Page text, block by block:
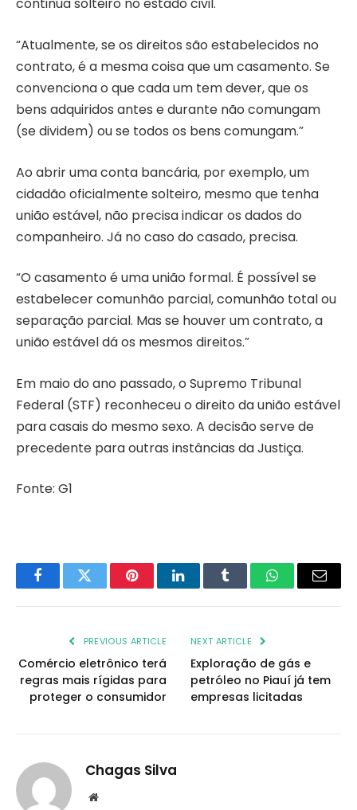
continua solteiro no estado civil.
“Atualmente, se os direitos são estabelecidos no
contrato, é a mesma coisa que um casamento. Se
convenciona o que cada um tem dever, que os
bens adquiridos antes e durante não comungam
(se dividem) ou se todos os bens comungam.”
Ao abrir uma conta bancária, por exemplo, um
cidadão oficialmente solteiro, mesmo que tenha
união estável, não precisa indicar os dados do
companheiro. Já no caso do casado, precisa.
“O casamento é uma união formal. É possível se
estabelecer comunhão parcial, comunhão total ou
separação parcial. Mas se houver um contrato, a
união estável dá os mesmos direitos.”
Em maio do ano passado, o Supremo Tribunal
Federal (STF) reconheceu o direito da união estável
para casais do mesmo sexo. A decisão serve de
precedente para outras instâncias da Justiça.
Fonte: G1
FacebookTwitter PinterestLinkedInTumblr WhatsAppEmail
PREVIOUS ARTICLE
Comércio eletrônico terá
regras mais rígidas para
proteger o consumidor
NEXT ARTICLE
Exploração de gás e
petróleo no Piauí já tem
empresas licitadas
Chagas Silva
Website